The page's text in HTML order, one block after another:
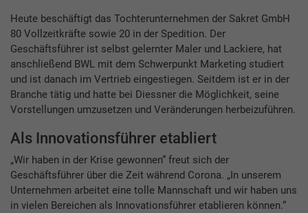
Heute beschäftigt das Tochterunternehmen der Sakret GmbH
80 Vollzeitkräfte sowie 20 in der Spedition. Der
Geschäftsführer ist selbst gelernter Maler und Lackiere, hat
anschließend BWL mit dem Schwerpunkt Marketing studiert
und ist danach im Vertrieb eingestiegen. Seitdem ist er in der
Branche tätig und hatte bei Diessner die Möglichkeit, seine
Vorstellungen umzusetzen und Veränderungen herbeizuführen.
Als Innovationsführer etabliert
„Wir haben in der Krise gewonnen“ freut sich der
Geschäftsführer über die Zeit während Corona. „In unserem
Unternehmen arbeitet eine tolle Mannschaft und wir haben uns
in vielen Bereichen als Innovationsführer etablieren können.“